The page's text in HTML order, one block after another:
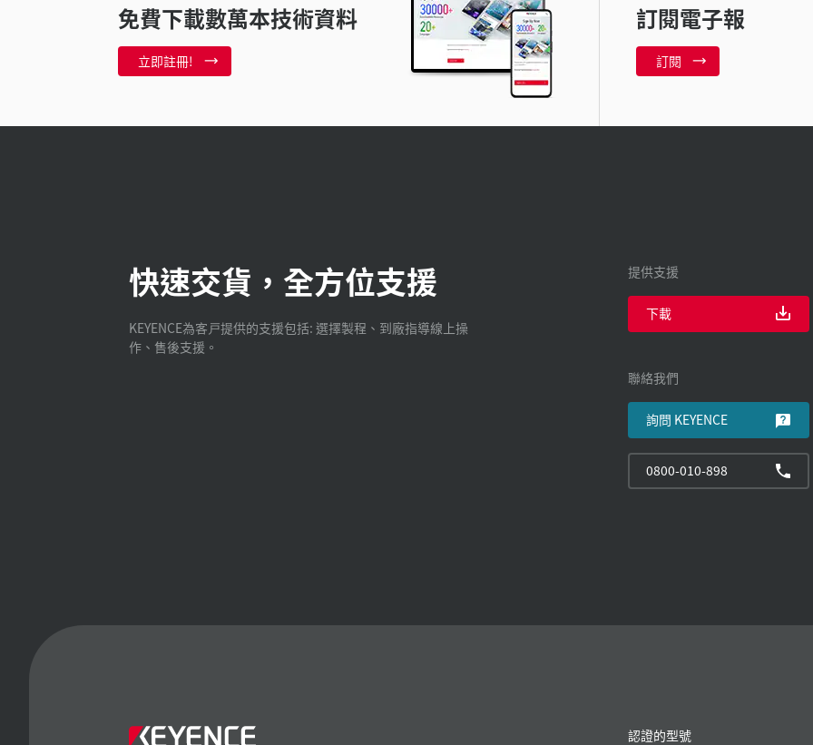
免費下載數萬本技術資料
立即註冊!
訂閱電子報
訂閱
快速交貨，全方位支援
KEYENCE為客戸提供的支援包括: 選擇製程、到廠指導線上操
作、售後支援。
提供支援
下載
聯絡我們
詢問 KEYENCE
0800-010-898
認證的型號